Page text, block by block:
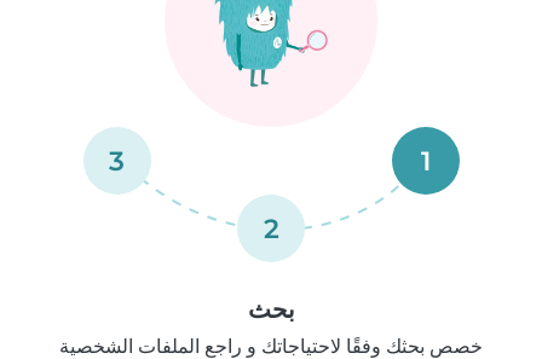
1
2
3
بحث
خصص بحثك وفقًا لاحتياجاتك و راجع الملفات الشخصية